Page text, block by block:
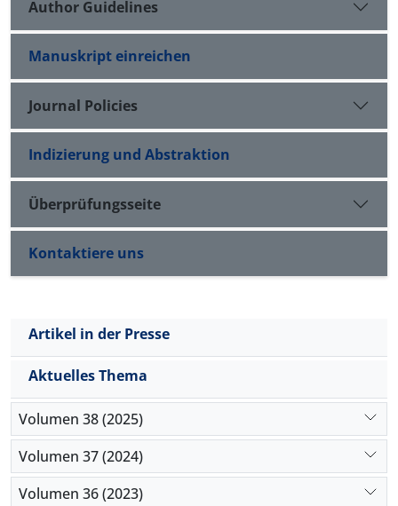
Author Guidelines
Manuskript einreichen
Journal Policies
Indizierung und Abstraktion
Überprüfungsseite
Kontaktiere uns
Artikel in der Presse
Aktuelles Thema
Volumen 38 (2025)
Volumen 37 (2024)
Volumen 36 (2023)